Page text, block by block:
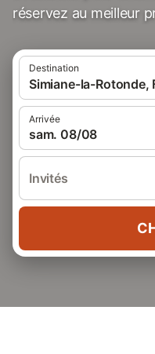
réservez au meilleur
Destination
Simiane-la-Rotonde,
Arrivée
sam. 08/08
Invités